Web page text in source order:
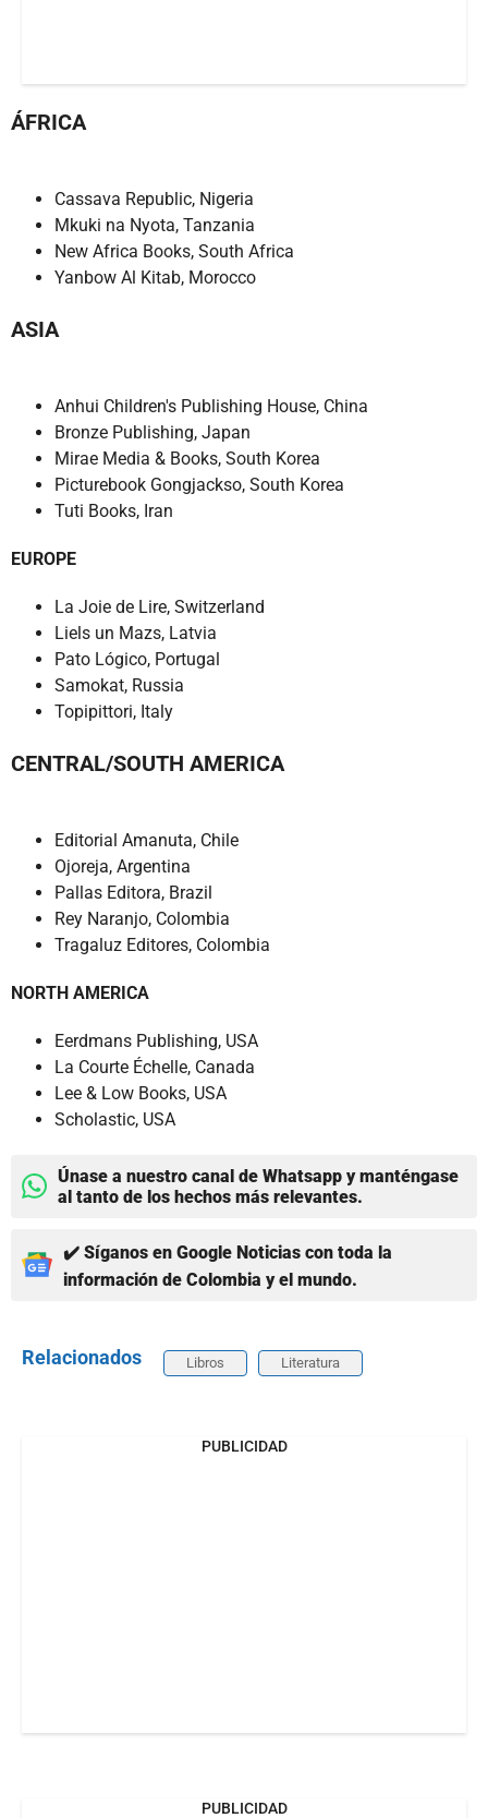
ÁFRICA
Cassava Republic, Nigeria
Mkuki na Nyota, Tanzania
New Africa Books, South Africa
Yanbow Al Kitab, Morocco
ASIA
Anhui Children's Publishing House, China
Bronze Publishing, Japan
Mirae Media & Books, South Korea
Picturebook Gongjackso, South Korea
Tuti Books, Iran
EUROPE
La Joie de Lire, Switzerland
Liels un Mazs, Latvia
Pato Lógico, Portugal
Samokat, Russia
Topipittori, Italy
CENTRAL/SOUTH AMERICA
Editorial Amanuta, Chile
Ojoreja, Argentina
Pallas Editora, Brazil
Rey Naranjo, Colombia
Tragaluz Editores, Colombia
NORTH AMERICA
Eerdmans Publishing, USA
La Courte Échelle, Canada
Lee & Low Books, USA
Scholastic, USA
Únase a nuestro canal de Whatsapp y manténgase
al tanto de los hechos más relevantes.
✔️ Síganos en Google Noticias con toda la
información de Colombia y el mundo.
Relacionados Libros Literatura
PUBLICIDAD
PUBLICIDAD